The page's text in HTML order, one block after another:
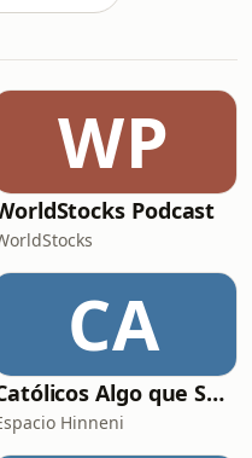
WP
Podcast
CA
Católicos Algo que Saber
Hinneni